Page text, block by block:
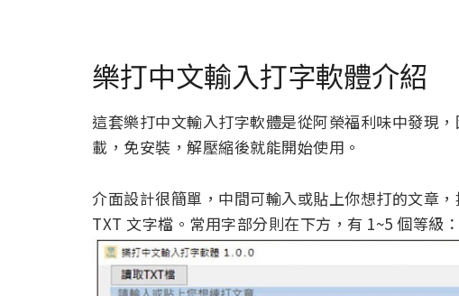
樂打中文輸入打字軟體介紹
這套樂打中文輸入打字軟體是從阿榮福利味中發現
載，免安裝，解壓縮後就能開始使用。
介面設計很簡單，中間可輸入或貼上你想打的文章
TXT 文字檔。常用字部分則在下方，有 1~5 個等級：